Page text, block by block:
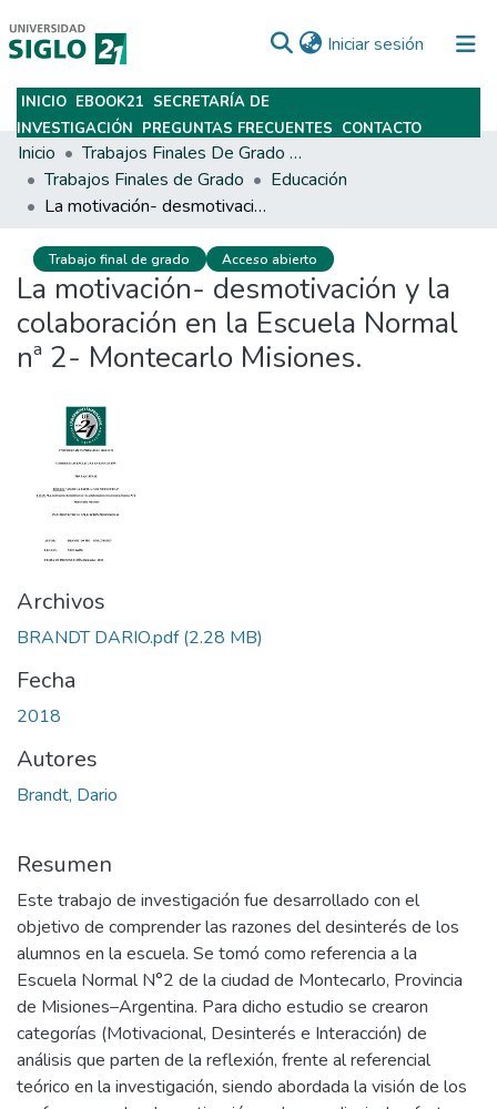
Iniciar sesión (current)
Subir
INICIO EBOOK21 SECRETARÍA DE
INVESTIGACIÓN PREGUNTAS FRECUENTES CONTACTO
Inicio
Trabajos Finales De Grado Y Posgrado
Trabajos Finales de Grado
Educación
La motivación- desmotivación y la colaboración en la Escuela Normal nª 2- Montecarlo Misiones.
Trabajo final de grado Acceso abierto
La motivación- desmotivación y la
colaboración en la Escuela Normal
nª 2- Montecarlo Misiones.
Archivos
BRANDT DARIO.pdf(2.28 MB)
Fecha
2018
Autores
Brandt, Dario
Resumen
Este trabajo de investigación fue desarrollado con el
objetivo de comprender las razones del desinterés de los
alumnos en la escuela. Se tomó como referencia a la
Escuela Normal N°2 de la ciudad de Montecarlo, Provincia
de Misiones–Argentina. Para dicho estudio se crearon
categorías (Motivacional, Desinterés e Interacción) de
análisis que parten de la reflexión, frente al referencial
teórico en la investigación, siendo abordada la visión de los